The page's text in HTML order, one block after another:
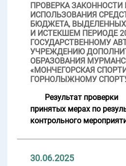
ПРОВЕРКА
ИСПОЛЬЗОВАНИЯ
БЮДЖЕТА, ВЫДЕЛЕННЫХ
И ИСТЕКШЕМ ПЕРИОДЕ
ГОСУДАРСТВЕННОМУ
УЧРЕЖДЕНИЮ
ОБРАЗОВАНИЯ
«МОНЧЕГОРСКАЯ
ГОРНОЛЫЖНОМУ
Результат проверки
принятых мерах по
контрольного
30.06.2025